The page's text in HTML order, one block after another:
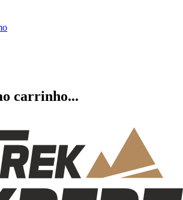
carrinho...